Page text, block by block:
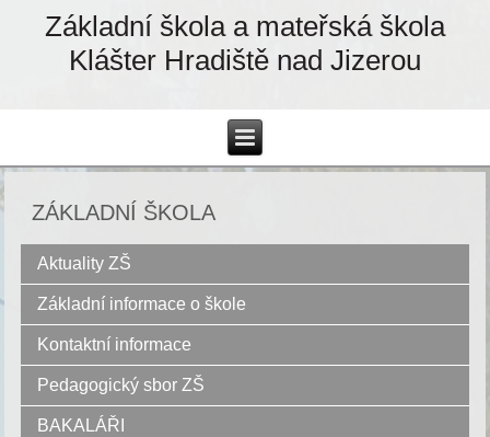
Základní škola a mateřská škola
Klášter Hradiště nad Jizerou
ZÁKLADNÍ ŠKOLA
Aktuality ZŠ
Základní informace o škole
Kontaktní informace
Pedagogický sbor ZŠ
BAKALÁŘI